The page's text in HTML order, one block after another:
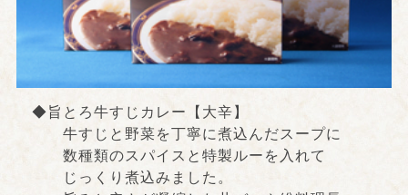
◆旨とろ牛すじカレー【大辛】
牛すじと野菜を丁寧に煮込んだスープに
数種類のスパイスと特製ルーを入れて
じっくり煮込みました。